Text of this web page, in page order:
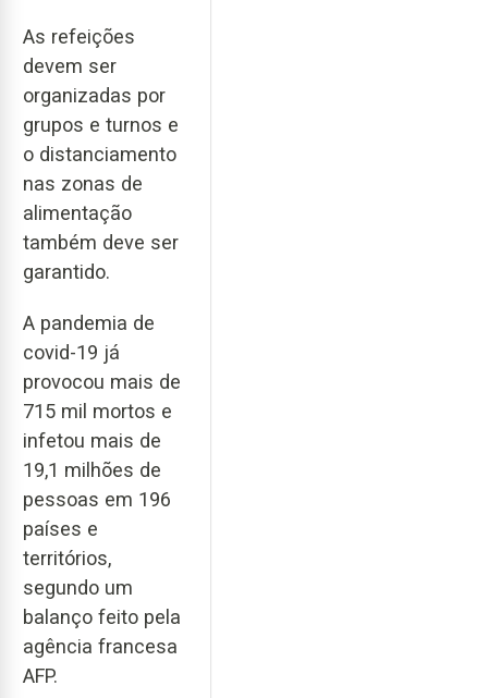
As refeições
devem ser
organizadas por
grupos e turnos e
o distanciamento
nas zonas de
alimentação
também deve ser
garantido.
A pandemia de
covid-19 já
provocou mais de
715 mil mortos e
infetou mais de
19,1 milhões de
pessoas em 196
países e
territórios,
segundo um
balanço feito pela
agência francesa
AFP.